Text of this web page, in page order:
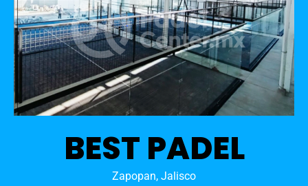
BEST PADEL
Zapopan, Jalisco